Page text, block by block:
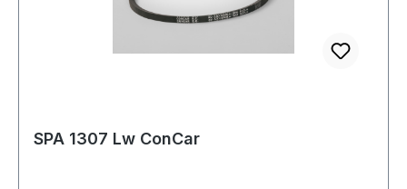
SPA 1307 Lw ConCar